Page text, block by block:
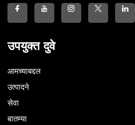
उपयुक्त दुवे
आमच्याबद्दल
उत्पादने
सेवा
बातम्या